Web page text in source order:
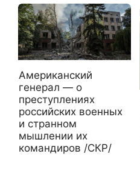
Американский
генерал — о
преступлениях
российских военных
и странном
мышлении их
командиров /СКР/